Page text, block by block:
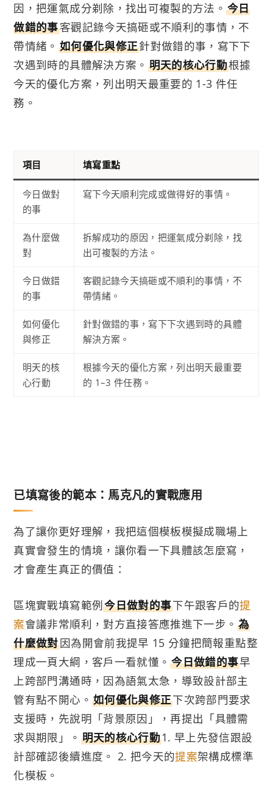
因，把運氣成分剃除，找出可複製的方法。今日
做錯的事客觀記錄今天搞砸或不順利的事情，不
帶情緒。 如何優化與修正針對做錯的事，寫下下
次遇到時的具體解決方案。 明天的核心行動根據
今天的優化方案，列出明天最重要的 1-3 件任
務。
項目 填寫重點
今日做對
的事
寫下今天順利完成或做得好的事情。
為什麼做
對
拆解成功的原因，把運氣成分剃除，找
出可複製的方法。
今日做錯
的事
客觀記錄今天搞砸或不順利的事情，不
帶情緒。
如何優化
與修正
針對做錯的事，寫下下次遇到時的具體
解決方案。
明天的核
心行動
根據今天的優化方案，列出明天最重要
的 1–3 件任務。
已填寫後的範本：馬克凡的實戰應用
為了讓你更好理解，我把這個模板模擬成職場上
真實會發生的情境，讓你看一下具體該怎麼寫，
才會產生真正的價值：
區塊實戰填寫範例今日做對的事下午跟客戶的提
案會議非常順利，對方直接答應推進下一步。為
什麼做對因為開會前我提早 15 分鐘把簡報重點整
理成一頁大綱，客戶一看就懂。今日做錯的事早
上跨部門溝通時，因為語氣太急，導致設計部主
管有點不開心。 如何優化與修正下次跨部門要求
支援時，先說明「背景原因」，再提出「具體需
求與期限」。 明天的核心行動1. 早上先發信跟設
計部確認後續進度。 2. 把今天的提案架構成標準
化模板。